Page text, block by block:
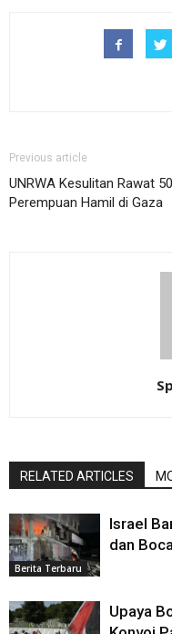
Previous article
UNRWA Kesulitan Rawat
Perempuan Hamil di Gaza
RELATED ARTICLES
Berita Terbaru
Israel
dan
Upaya